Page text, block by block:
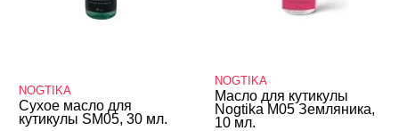
NOGTIKA
Сухое масло для
кутикулы SM05, 30 мл.
NOGTIKA
Масло для кутикулы
Nogtika M05 Земляника,
10 мл.